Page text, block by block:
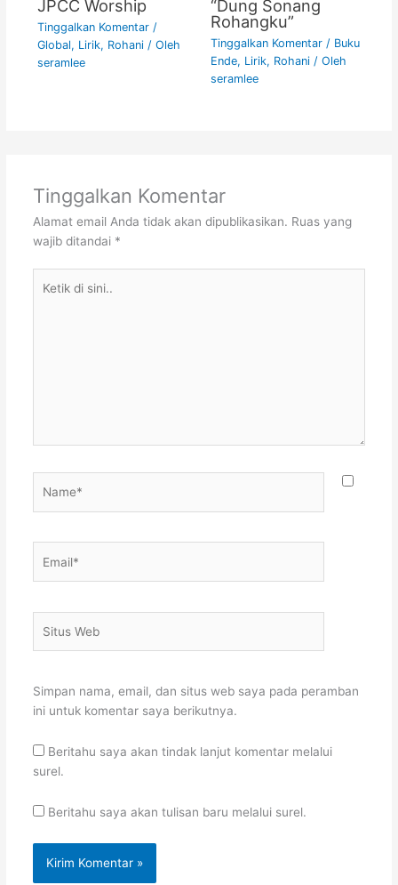
JPCC Worship
Tinggalkan Komentar /
Global, Lirik, Rohani/ Oleh
seramlee
“Dung Sonang
Rohangku”
Tinggalkan Komentar / Buku
Ende, Lirik, Rohani/ Oleh
seramlee
Tinggalkan Komentar
Alamat email Anda tidak akan dipublikasikan. Ruas yang
wajib ditandai *
Web
Simpan nama, email, dan situs web saya pada peramban
ini untuk komentar saya berikutnya.
Beritahu saya akan tindak lanjut komentar melalui
surel.
Beritahu saya akan tulisan baru melalui surel.